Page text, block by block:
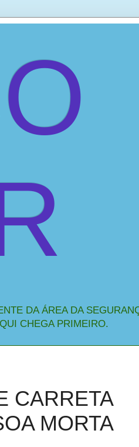
DA ÁREA DA
CHEGA PRIMEIRO.
CARRETA
MORTA